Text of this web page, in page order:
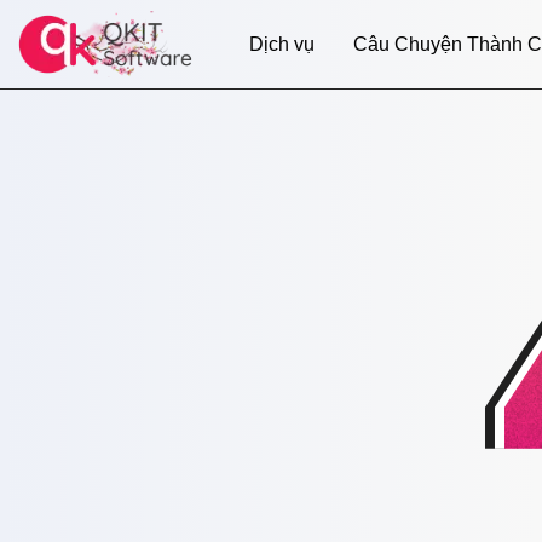
Dịch vụ Câu Chuyện Thành